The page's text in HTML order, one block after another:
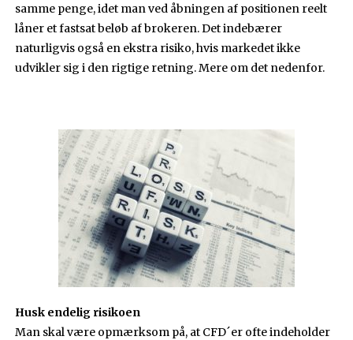
samme penge, idet man ved åbningen af positionen reelt
låner et fastsat beløb af brokeren. Det indebærer
naturligvis også en ekstra risiko, hvis markedet ikke
udvikler sig i den rigtige retning. Mere om det nedenfor.
Husk endelig risikoen
Man skal være opmærksom på, at CFD´er ofte indeholder